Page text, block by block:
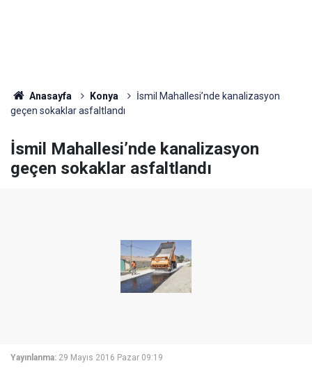
Anasayfa Konya
İsmil Mahallesi’nde kanalizasyon
geçen sokaklar asfaltlandı
İsmil Mahallesi’nde kanalizasyon
geçen sokaklar asfaltlandı
Yayınlanma: 29 Mayıs 2016 Pazar 09:19